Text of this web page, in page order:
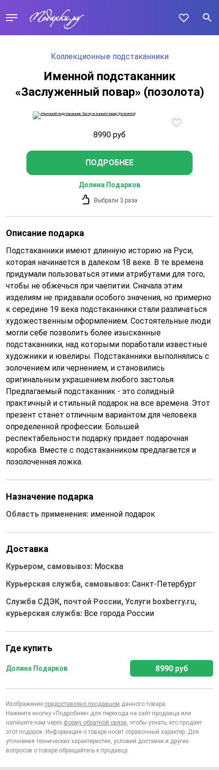
Коллекционные подстаканники
Именной подстаканник
«Заслуженный повар» (позолота)
8990 руб
ПОДРОБНЕЕ
Долина Подарков
Выбрали 3 раза
Описание подарка
Подстаканники имеют длинную историю на Руси,
которая начинается в далеком 18 веке. В те времена
придумали пользоваться этими атрибутами для того,
чтобы не обжечься при чаепитии. Сначала этим
изделиям не придавали особого значения, но примерно
к середине 19 века подстаканники стали различаться
художественным оформлением. Состоятельные люди
могли себе позволить более изысканные
подстаканники, над которыми поработали известные
художники и ювелиры. Подстаканники выполнялись с
золочением или чернением, и становились
оригинальным украшением любого застолья.
Предлагаемый подстаканник - это солидный
практичный и стильный подарок на все времена. Этот
презент станет отличным вариантом для человека
определенной профессии. Большей
респектабельности подарку придает подарочная
коробка. Вместе с подстаканником предлагается и
позолоченная ложка.
Назначение подарка
Область применения: именной подарок
Доставка
Курьером, самовывоз: Москва
Курьерская служба, самовывоз: Санкт-Петербург
Служба СДЭК, почтой России, Услуги boxberry.ru,
курьерская служба: Все города России
Где купить
Долина Подарков 8990 руб
Изображение предоставлено продавцом данного товара.
Нажмите кнопку «Подробнее» для перехода на сайт продавца или
напишите нам через форму обратной связи, чтобы узнать, кто продает
этот подарок. Информация о товаре носит справочный характер. Для
уточнения технических характеристик, условий доставки и других
вопросов о товаре обращайтесь к продавцу.